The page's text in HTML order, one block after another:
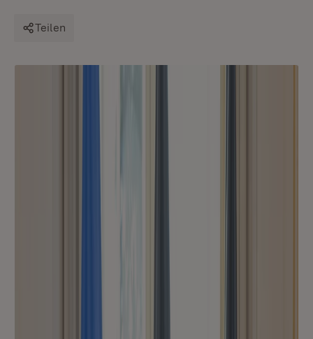
Teilen